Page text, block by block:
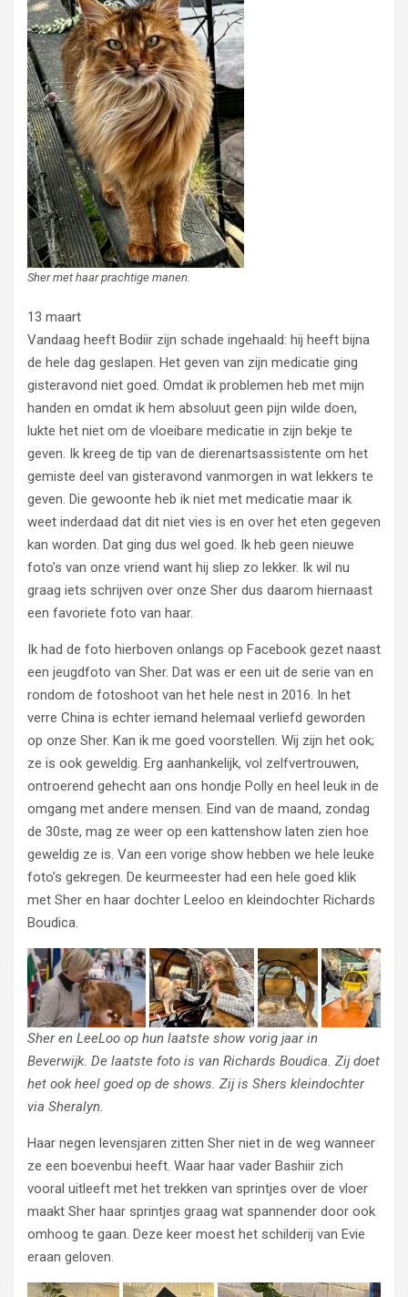
Sher met haar prachtige manen.
13 maart
Vandaag heeft Bodiir zijn schade ingehaald: hij heeft bijna
de hele dag geslapen. Het geven van zijn medicatie ging
gisteravond niet goed. Omdat ik problemen heb met mijn
handen en omdat ik hem absoluut geen pijn wilde doen,
lukte het niet om de vloeibare medicatie in zijn bekje te
geven. Ik kreeg de tip van de dierenartsassistente om het
gemiste deel van gisteravond vanmorgen in wat lekkers te
geven. Die gewoonte heb ik niet met medicatie maar ik
weet inderdaad dat dit niet vies is en over het eten gegeven
kan worden. Dat ging dus wel goed. Ik heb geen nieuwe
foto’s van onze vriend want hij sliep zo lekker. Ik wil nu
graag iets schrijven over onze Sher dus daarom hiernaast
een favoriete foto van haar.
Ik had de foto hierboven onlangs op Facebook gezet naast
een jeugdfoto van Sher. Dat was er een uit de serie van en
rondom de fotoshoot van het hele nest in 2016. In het
verre China is echter iemand helemaal verliefd geworden
op onze Sher. Kan ik me goed voorstellen. Wij zijn het ook;
ze is ook geweldig. Erg aanhankelijk, vol zelfvertrouwen,
ontroerend gehecht aan ons hondje Polly en heel leuk in de
omgang met andere mensen. Eind van de maand, zondag
de 30ste, mag ze weer op een kattenshow laten zien hoe
geweldig ze is. Van een vorige show hebben we hele leuke
foto’s gekregen. De keurmeester had een hele goed klik
met Sher en haar dochter Leeloo en kleindochter Richards
Boudica.
Sher en LeeLoo op hun laatste show vorig jaar in
Beverwijk. De laatste foto is van Richards Boudica. Zij doet
het ook heel goed op de shows. Zij is Shers kleindochter
via Sheralyn.
Haar negen levensjaren zitten Sher niet in de weg wanneer
ze een boevenbui heeft. Waar haar vader Bashiir zich
vooral uitleeft met het trekken van sprintjes over de vloer
maakt Sher haar sprintjes graag wat spannender door ook
omhoog te gaan. Deze keer moest het schilderij van Evie
eraan geloven.